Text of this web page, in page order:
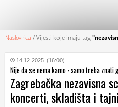
KATEGORIJE
HRVATSKI
WEB
Naslovnica / Vijesti koje imaju tag
14.12.2025. (16:00)
Nije da se nema kamo - samo treba znati
Zagrebačka nezavisna
koncerti, skladišta i